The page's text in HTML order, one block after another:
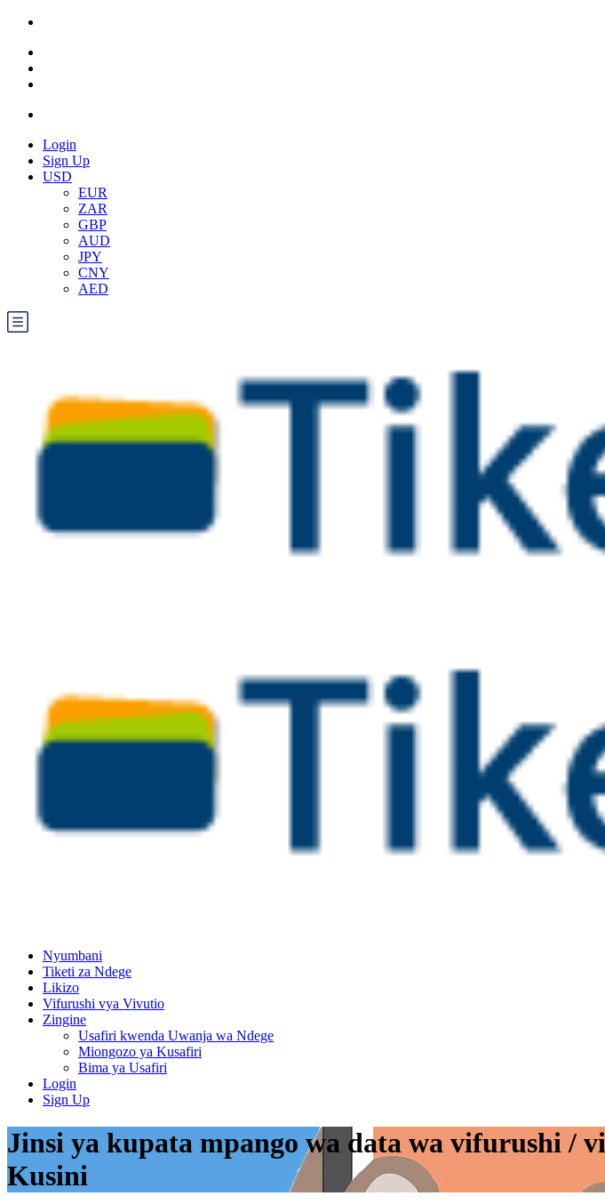
Login
Sign Up
USD
EUR
ZAR
GBP
AUD
JPY
CNY
AED
Nyumbani
Tiketi za Ndege
Likizo
Vifurushi vya Vivutio
Zingine
Usafiri kwenda Uwanja wa Ndege
Miongozo ya Kusafiri
Bima ya Usafiri
Login
Sign Up
Jinsi ya kupata mpango wa data wa vifurushi /
Kusini